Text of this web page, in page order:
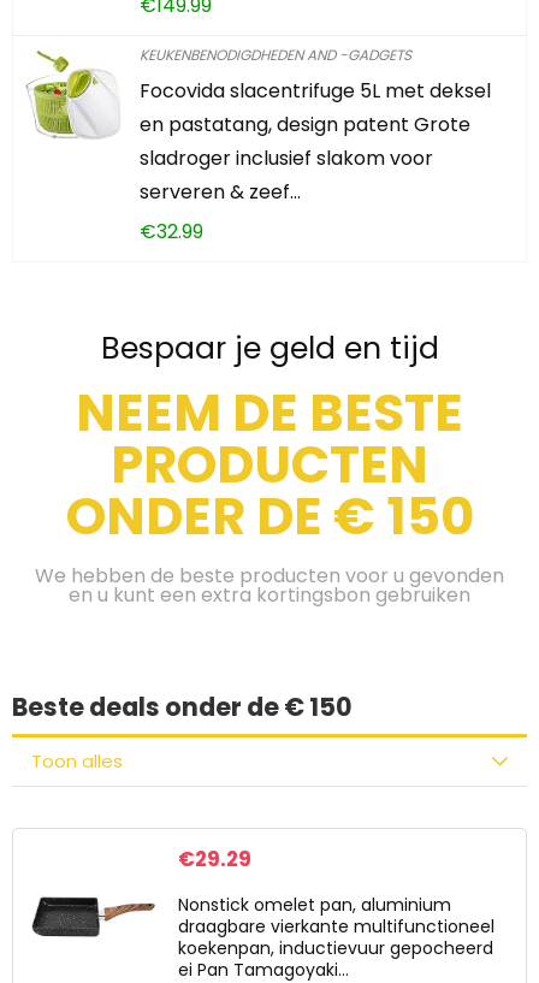
KEUKENBENODIGDHEDEN AND -GADGETS
Focovida slacentrifuge 5L met deksel
en pastatang, design patent Grote
sladroger inclusief slakom voor
serveren & zeef…
€32.99
Bespaar je geld en tijd
NEEM DE BESTE
PRODUCTEN
ONDER DE € 150
We hebben de beste producten voor u gevonden
en u kunt een extra kortingsbon gebruiken
Beste deals onder de € 150
Toon alles
€29.29
Nonstick omelet pan, aluminium
draagbare vierkante multifunctioneel
koekenpan, inductievuur gepocheerd
ei Pan Tamagoyaki…